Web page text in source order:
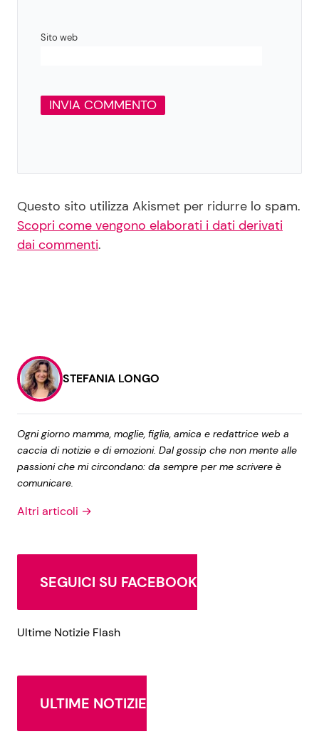
Sito web
Questo sito utilizza Akismet per ridurre lo spam.
Scopri come vengono elaborati i dati derivati
dai commenti.
STEFANIA LONGO
Ogni giorno mamma, moglie, figlia, amica e redattrice web a
caccia di notizie e di emozioni. Dal gossip che non mente alle
passioni che mi circondano: da sempre per me scrivere è
comunicare.
Altri articoli →
SEGUICI SU FACEBOOK
Ultime Notizie Flash
ULTIME NOTIZIE